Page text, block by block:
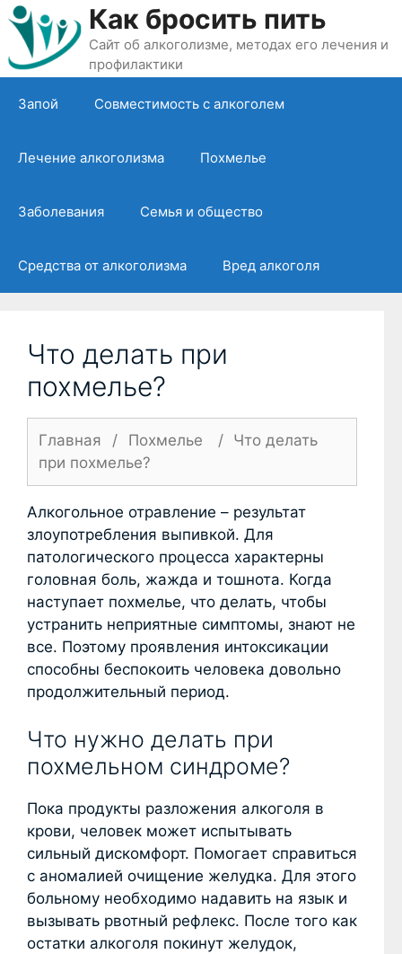
Перейти
содержимому
Как бросить пить
Сайт об алкоголизме, методах его лечения и
профилактики
Запой Совместимость с алкоголем
Лечение алкоголизма Похмелье
Заболевания Семья и общество
Средства от алкоголизма Вред алкоголя
Что делать при
похмелье?
Главная / Похмелье /
Что делать
при похмелье?
Алкогольное отравление – результат
злоупотребления выпивкой. Для
патологического процесса характерны
головная боль, жажда и тошнота. Когда
наступает похмелье, что делать, чтобы
устранить неприятные симптомы, знают не
все. Поэтому проявления интоксикации
способны беспокоить человека довольно
продолжительный период.
Что нужно делать при
похмельном синдроме?
Пока продукты разложения алкоголя в
крови, человек может испытывать
сильный дискомфорт. Помогает справиться
с аномалией очищение желудка. Для этого
больному необходимо надавить на язык и
вызывать рвотный рефлекс. После того как
остатки алкоголя покинут желудок,